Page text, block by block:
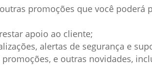
promoções que você poderá
apoio ao cliente;
alertas de segurança e
e outras novidades,